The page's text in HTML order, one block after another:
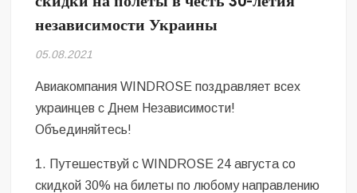
Безугла закликає валити Сирського
Світові бренди одягу та взуття: розвиток ринку та вплив на
сучасну моду
Командувач ВМС Неїжпапа закликав не дестабілізувати ситуацію
навколо керівництва армії
независимости Украины
05.08.2021
Авиакомпания WINDROSE поздравляет всех
украинцев с Днем Независимости!
Объединяйтесь!
1. Путешествуй с WINDROSE 24 августа со
скидкой 30% на билеты по любому направлению